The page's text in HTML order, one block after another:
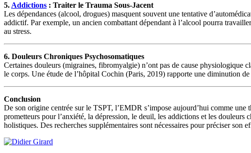
5. Addictions : Traiter le Trauma Sous-Jacent
Les dépendances (alcool, drogues) masquent souvent une tentative
addictif. Par exemple, un ancien combattant dépendant à l’alcool pourra
au stress.
6. Douleurs Chroniques Psychosomatiques
Certaines douleurs (migraines, fibromyalgie) n’ont pas de cause physiologique
le corps. Une étude de l’hôpital Cochin (Paris, 2019) rapporte une diminution
Conclusion
De son origine centrée sur le TSPT, l’EMDR s’impose aujourd’hui comme
prometteurs pour l’anxiété, la dépression, le deuil, les addictions et les
holistiques. Des recherches supplémentaires sont nécessaires pour préciser